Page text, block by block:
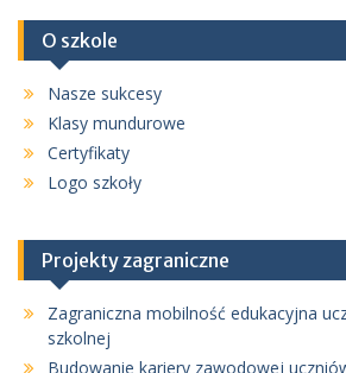
O szkole
Nasze sukcesy
Klasy mundurowe
Certyfikaty
Logo szkoły
Projekty zagraniczne
Zagraniczna mobilność edukacyjna
szkolnej
Budowanie kariery zawodowej